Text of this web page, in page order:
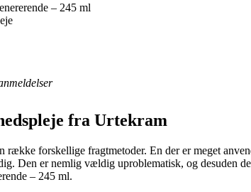
– 245 ml
fra Urtekram
forskellige fragtmetoder. En der er meget
Den er nemlig vældig uproblematisk, og desuden
– 245 ml.